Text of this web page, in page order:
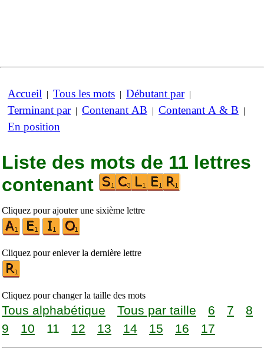
Accueil | Tous les mots | Débutant par|
Terminant par| Contenant AB | Contenant A & B |
En position
Liste des mots de 11 lettres
contenant
Cliquez pour ajouter une sixième lettre
Cliquez pour enlever la dernière lettre
Cliquez pour changer la taille des mots
Tous alphabétique Tous par taille 6 7
8
9
10 11 12 13 14 15 16 17